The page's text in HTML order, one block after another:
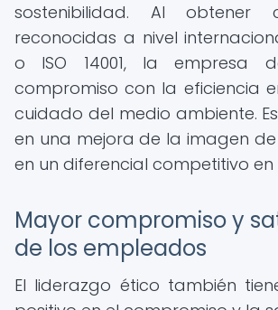
sostenibilidad. Al obtener
reconocidas a nivel
o ISO 14001, la empresa
compromiso con la eficiencia
cuidado del medio ambiente.
en una mejora de la imagen
en un diferencial competitivo
Mayor compromiso y
de los empleados
El liderazgo ético también